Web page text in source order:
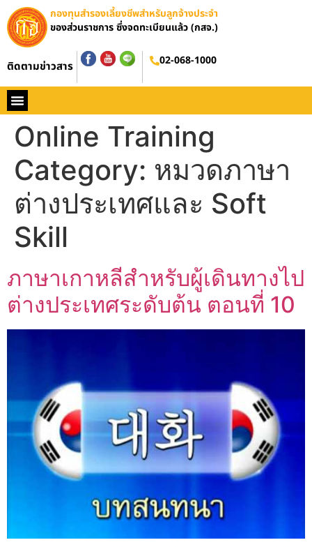
กองทุนสำรองเลี้ยงชีพสำหรับลูกจ้างประจำ
ของส่วนราชการ ซึ่งจดทะเบียนแล้ว (กสจ.)
ติดตามข่าวสาร 02-068-1000
Online Training
Category: หมวดภาษา
ต่างประเทศและ Soft
Skill
ภาษาเกาหลีสำหรับผู้เดินทางไป
ต่างประเทศระดับต้น ตอนที่ 10